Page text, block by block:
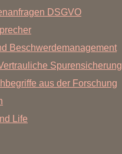
DSGVO
Beschwerdemanagement
Spurensicherung
aus der Forschung
Life